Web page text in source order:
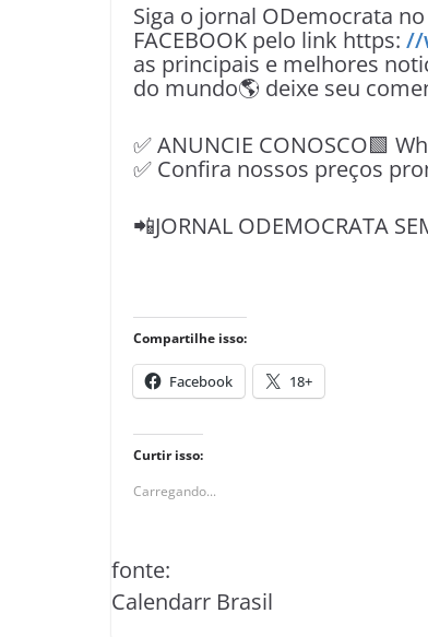
Siga o jornal ODemocrata
FACEBOOK pelo link https: //
as principais e melhores
do mundo🌎 deixe seu
✅ ANUNCIE CONOSCO🟩
✅ Confira nossos preços
📲JORNAL ODEMOCRATA
Compartilhe isso:
Facebook 18+
Curtir isso:
Carregando...
fonte:
Calendarr Brasil